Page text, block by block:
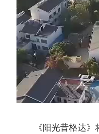
《阳光昔格达